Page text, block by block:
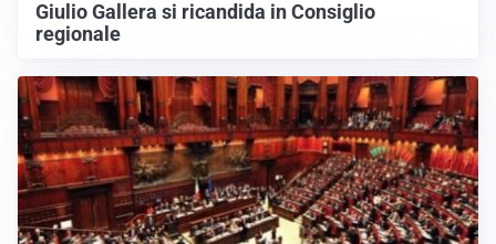
Giulio Gallera si ricandida in Consiglio
regionale